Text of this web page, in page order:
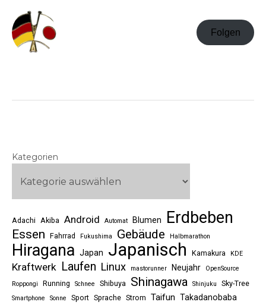
Folgen
Kategorien
Adachi Akiba Android Automat Blumen Erdbeben
Essen Fahrrad Fukushima Gebäude Halbmarathon
Hiragana Japan Japanisch Kamakura KDE
Kraftwerk Laufen Linux mastorunner Neujahr
OpenSource
Roppongi
Running Schnee Shibuya Shinagawa Shinjuku Sky-Tree
Smartphone Sonne Sport Sprache Strom Taifun Takadanobaba